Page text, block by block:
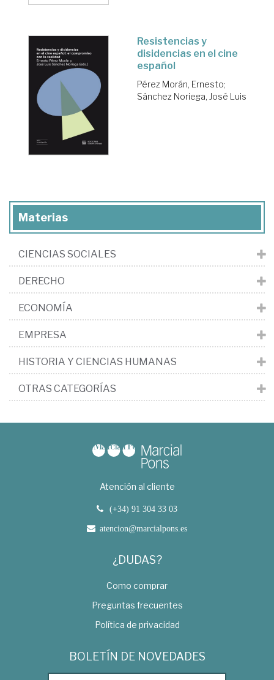
Resistencias y
disidencias en el cine
español
Pérez Morán, Ernesto;
Sánchez Noriega, José Luis
Materias
CIENCIAS SOCIALES
DERECHO
ECONOMÍA
EMPRESA
HISTORIA Y CIENCIAS HUMANAS
OTRAS CATEGORÍAS
Atención al cliente
(+34) 91 304 33 03
atencion@marcialpons.es
¿DUDAS?
Como comprar
Preguntas frecuentes
Política de privacidad
BOLETÍN DE NOVEDADES